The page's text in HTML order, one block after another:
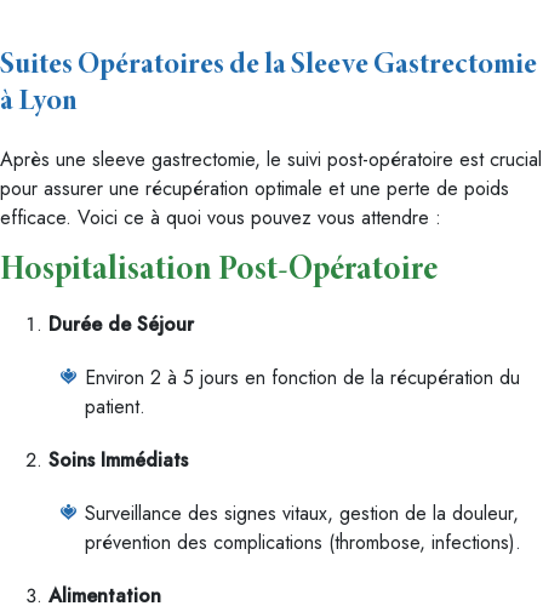
Suites Opératoires de la Sleeve Gastrectomie
à Lyon
Après une sleeve gastrectomie, le suivi post-opératoire est crucial
pour assurer une récupération optimale et une perte de poids
efficace. Voici ce à quoi vous pouvez vous attendre :
Hospitalisation Post-Opératoire
Durée de Séjour
Environ 2 à 5 jours en fonction de la récupération du
patient.
Soins Immédiats
Surveillance des signes vitaux, gestion de la douleur,
prévention des complications (thrombose, infections).
Alimentation